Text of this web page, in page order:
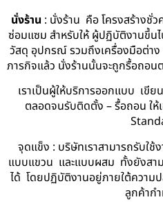
นั่งร้าน : นั่งร้าน คือ โครงสร้างชั่ว
ซ่อมแซม สำหรับให้ ผู้ปฏิบัติงานขึ้น
วัสดุ อุปกรณ์ รวมถึงเครื่องมือต่าง
ภารกิจแล้ว นั่งร้านนั้นจะถูกรื้อถอน
เราเป็นผู้ให้บริการออกแบบ เ
ตลอดจนรับติดตั้ง – รื้อถอน ให้
จุดแข็ง : บริษัทเราสามารถรับใ
แบบแขวน และแบบผสม ทั้งยังสา
ได้ โดยปฏิบัติงานอยู่ภายใต้ควา
ลูกค้าก